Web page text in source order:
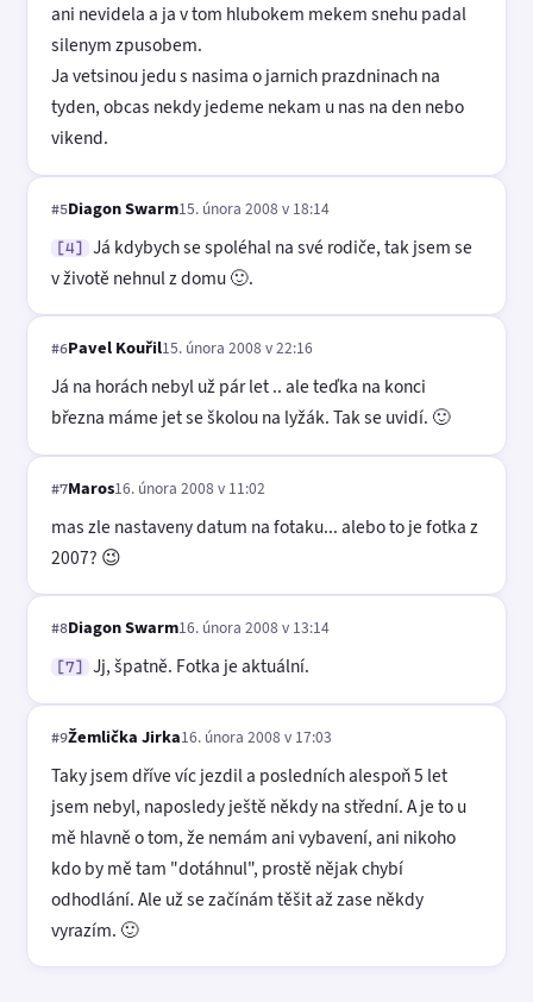
ani nevidela a ja v tom hlubokem mekem snehu padal
silenym zpusobem.
Ja vetsinou jedu s nasima o jarnich prazdninach na
tyden, obcas nekdy jedeme nekam u nas na den nebo
vikend.
#5Diagon Swarm15. února 2008 v 18:14
[4]
Já kdybych se spoléhal na své rodiče, tak jsem se
v životě nehnul z domu 🙂.
#6Pavel Kouřil15. února 2008 v 22:16
Já na horách nebyl už pár let .. ale teďka na konci
března máme jet se školou na lyžák. Tak se uvidí. 🙂
#7Maros16. února 2008 v 11:02
mas zle nastaveny datum na fotaku... alebo to je fotka z
2007? 😉
#8Diagon Swarm16. února 2008 v 13:14
[7] Jj, špatně. Fotka je aktuální.
#9Žemlička Jirka16. února 2008 v 17:03
Taky jsem dříve víc jezdil a posledních alespoň 5 let
jsem nebyl, naposledy ještě někdy na střední. A je to u
mě hlavně o tom, že nemám ani vybavení, ani nikoho
kdo by mě tam "dotáhnul", prostě nějak chybí
odhodlání. Ale už se začínám těšit až zase někdy
vyrazím. 🙂